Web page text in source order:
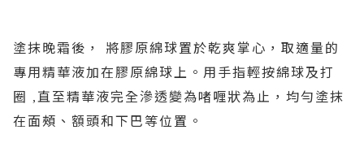
塗抹晚霜後，
將膠原綿球置於乾爽掌心，取適量的
專用精華液加在膠原綿球上。用手指輕按綿球及打
圈 ,直至精華液完全滲透變為啫喱狀為止，均勻塗抹
在面頰、額頭和下巴等位置。